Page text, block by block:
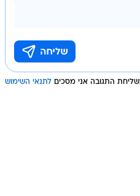
התגובה אני מסכים לתנאי השימוש